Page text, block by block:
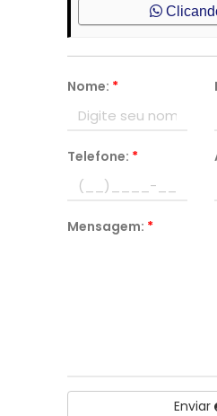
Nome: *
Telefone: *
Mensagem: *
Enviar